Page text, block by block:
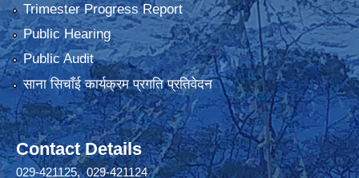
Trimester Progress Report
Public Hearing
Public Audit
साना सिचाँई कार्यक्रम प्रगति प्रतिवेदन
Contact Details
029-421125, 029-421124